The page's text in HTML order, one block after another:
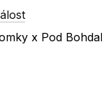
x Pod